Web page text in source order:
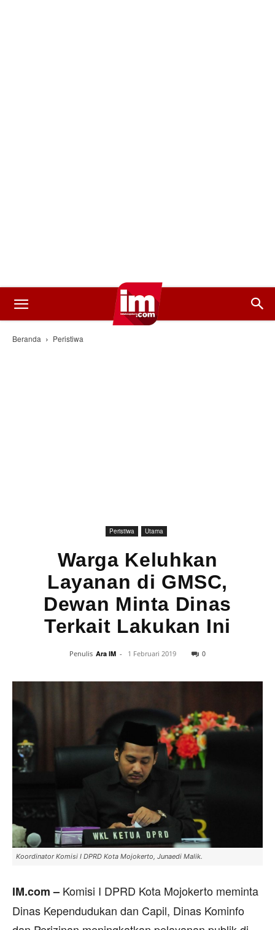
Beranda Peristiwa
Peristiwa Utama
Warga Keluhkan
Layanan di GMSC,
Dewan Minta Dinas
Terkait Lakukan Ini
Penulis Ara IM - 1 Februari 2019 0
Koordinator Komisi I DPRD Kota Mojokerto, Junaedi Malik.
IM.com – Komisi I DPRD Kota Mojokerto meminta
Dinas Kependudukan dan Capil, Dinas Kominfo